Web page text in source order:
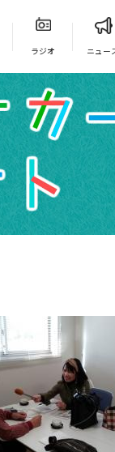
ラジオ ニュー